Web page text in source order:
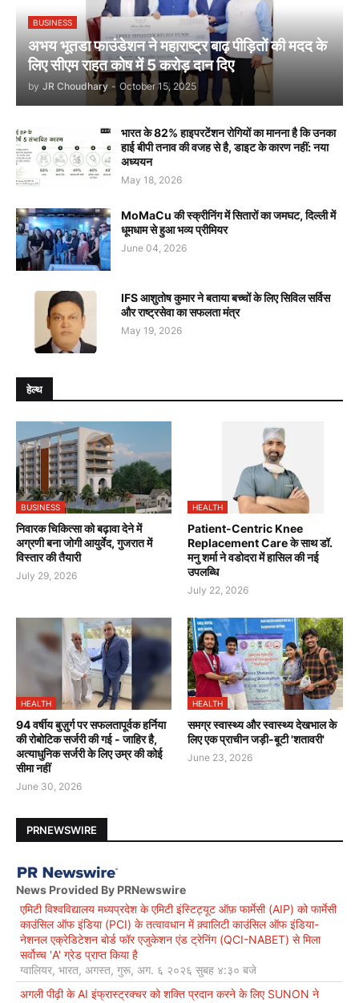
BUSINESS
अभय भूतडा फाउंडेशन ने महाराष्ट्र बाढ़ पीड़ितों की मदद के
लिए सीएम राहत कोष में 5 करोड़ दान दिए
by JR Choudhary - October 15, 2025
भारत के 82% हाइपरटेंशन रोगियों का मानना है कि उनका
हाई बीपी तनाव की वजह से है, डाइट के कारण नहीं: नया
अध्ययन
May 18, 2026
MoMaCu की स्क्रीनिंग में सितारों का जमघट, दिल्ली में
धूमधाम से हुआ भव्य प्रीमियर
June 04, 2026
IFS आशुतोष कुमार ने बताया बच्चों के लिए सिविल सर्विस
और राष्ट्रसेवा का सफलता मंत्र
May 19, 2026
हेल्थ
BUSINESS
निवारक चिकित्सा को बढ़ावा देने में
अग्रणी बना जोगी आयुर्वेद, गुजरात में
विस्तार की तैयारी
July 29, 2026
HEALTH
Patient-Centric Knee
Replacement Care के साथ डॉ.
मनु शर्मा ने वडोदरा में हासिल की नई
उपलब्धि
July 22, 2026
HEALTH
94 वर्षीय बुज़ुर्ग पर सफलतापूर्वक हर्निया
की रोबोटिक सर्जरी की गई - जाहिर है,
अत्याधुनिक सर्जरी के लिए उम्र की कोई
सीमा नहीं
June 30, 2026
HEALTH
समग्र स्वास्थ्य और स्वास्थ्य देखभाल के
लिए एक प्राचीन जड़ी-बूटी 'शतावरी'
June 23, 2026
PRNEWSWIRE
News Provided By PRNewswire
एमिटी विश्वविद्यालय मध्यप्रदेश के एमिटी इंस्टिट्यूट ऑफ़ फार्मेसी (AIP) को फार्मेसी
काउंसिल ऑफ इंडिया (PCI) के तत्वावधान में क़्वालिटी काउंसिल ऑफ इंडिया-
नेशनल एक्रेडिटेशन बोर्ड फॉर एजुकेशन एंड ट्रेनिंग (QCI-NABET) से मिला
सर्वोच्च 'A' ग्रेड प्राप्त किया है
ग्वालियर, भारत, अगस्त, गुरू, अग. ६ २०२६ सुबह ४:३० बजे
अगली पीढ़ी के AI इंफ्रास्ट्रक्चर को शक्ति प्रदान करने के लिए SUNON ने